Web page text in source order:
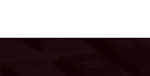
THEO
NGHỊ